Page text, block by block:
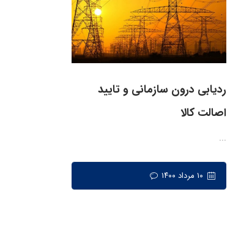
ردیابی درون سازمانی و تایید
اصالت کالا
...